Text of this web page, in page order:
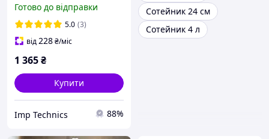
13078
Готово до відправки
5.0 (3)
від228₴/міс
1 365₴
Купити
Imp Technics 88%
Сотейник 24 см
Сотейник 4 л